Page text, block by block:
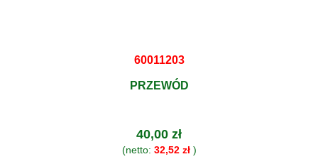
60011203
PRZEWÓD
40,00 zł
(netto: 32,52 zł)